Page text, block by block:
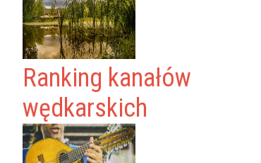
Ranking kanałów
wędkarskich